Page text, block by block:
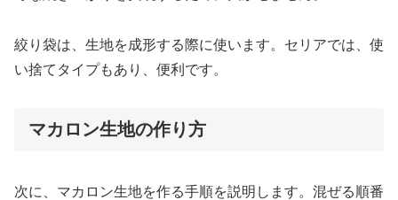
絞り袋は、生地を成形する際に使います。セリアでは、使
い捨てタイプもあり、便利です。
マカロン生地の作り方
次に、マカロン生地を作る手順を説明します。混ぜる順番